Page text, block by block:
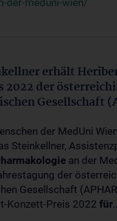
der-meduni-wien/
erhält
der
Gesellschaft
der MedUni
Steinkellner,
an der
der
Gesellschaft
Konzett-Preis 2022 für